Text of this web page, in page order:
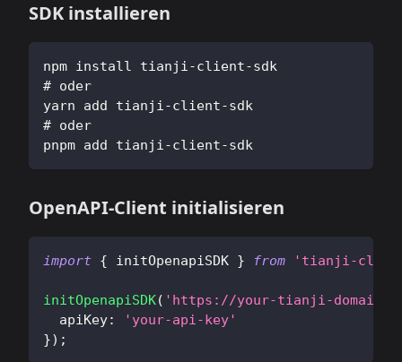
SDK installieren
npm install tianji-client-sdk
# oder
yarn add tianji-client-sdk
# oder
pnpm add tianji-client-sdk
OpenAPI-Client initialisieren
import { initOpenapiSDK } from 'tianji-
initOpenapiSDK( 'https://your-tianji-
apiKey:
'your-api-key'
}) ;